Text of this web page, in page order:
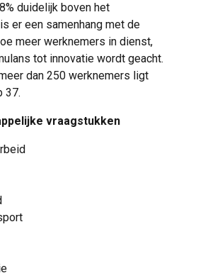
duidelijk boven het
er een samenhang met de
meer werknemers in dienst,
tot innovatie wordt geacht.
dan 250 werknemers ligt
37.
vraagstukken